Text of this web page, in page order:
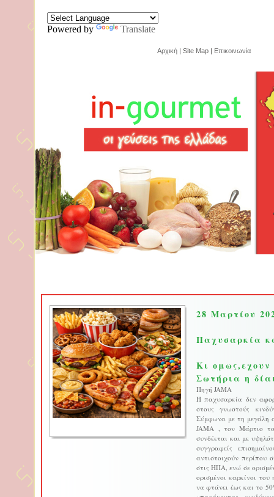
Powered by Translate
Αρχική | Site Map | Επικοινωνία
28 Μαρτίου
Παχυσαρκία
Κι
Σωτήρια η
Πηγή JAMA
Η παχυσαρκία δεν
στους γνωστούς
Σύμφωνα με τη μεγάλη
JAMA , τον Μάρτιο
συνδέεται και με
συγγραφείς
αντιστοιχούν περίπου
στις ΗΠΑ, ενώ σε
ορισμένοι καρκίνοι
να φτάνει έως και το